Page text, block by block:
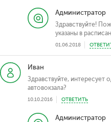
Администратор
Здравствуйте!
указаны в
01.06.2018
Иван
Здравствуйте, интересует
автовокзала?
10.10.2016 ОТВЕТИТЬ
Администратор